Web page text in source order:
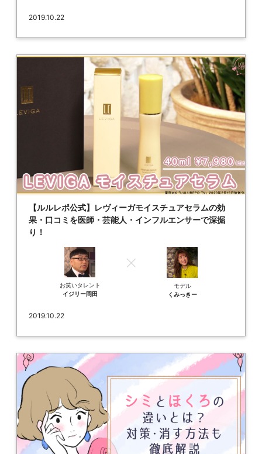
2019.10.22
【ルルレポ公式】レヴィーガモイスチュアセラムの効
果・口コミを医師・芸能人・インフルエンサーで深掘
り！
お笑いタレント
イジリー岡田
モデル
くみっきー
2019.10.22